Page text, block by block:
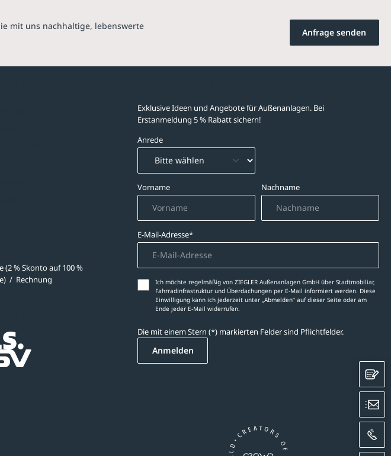
mit uns nachhaltige, lebenswerte
Anfrage senden
(2 % Skonto auf 100 %
/ Rechnung
Exklusive Ideen und Angebote für Außenanlagen. Bei
Erstanmeldung 5 % Rabatt sichern!
Anrede
Vorname Nachname
E-Mail-Adresse*
Ich möchte regelmäßig von ZIEGLER Außenanlagen GmbH über Stadtmobiliar,
Fahrradinfrastruktur und Überdachungen per E-Mail informiert werden. Diese
Einwilligung kann ich jederzeit unter „Abmelden‘‘ auf dieser Seite oder am
Ende jeder E-Mail widerrufen.
Die mit einem Stern (*) markierten Felder sind Pflichtfelder.
Anmelden